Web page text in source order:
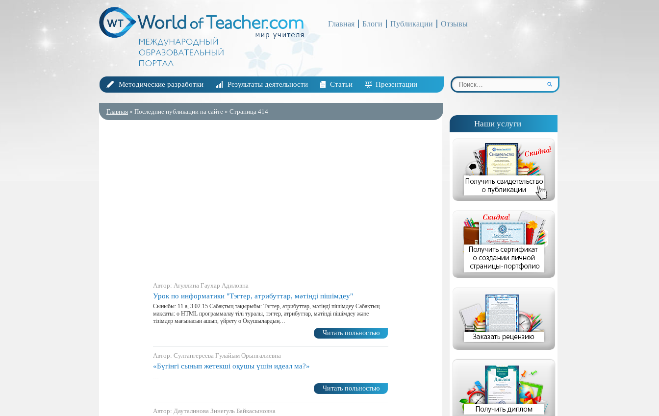
Главная Блоги Публикации Отзывы
Методические разработки Результаты деятельности Статьи Презентации
Главная » Последние публикации на сайте » Страница 414
Автор: Атуллина Гаухар Адиловна
Урок по информатики "Тэгтер, атрибуттар, мәтінді пішімдеу"
Сыныбы: 11 a, 3.02.15 Сабақтың тақырыбы: Тэгтер, атрибуттар, мәтінді пішімдеу Сабақтың
мақсаты: o HTML программалау тілі туралы, тэгтер, атрибуттар, мәтінді пішімдеу және
тізімдер мағынасын ашып, үйрету o Оқушылардың…
Читать польностью
Автор: Султангереева Гулайым Орынгалиевна
«Бүгінгі сынып жетекші оқушы үшін идеал ма?»
…
Читать польностью
Автор: Дауталинова Зинегуль Байкасыновна
Наши услуги